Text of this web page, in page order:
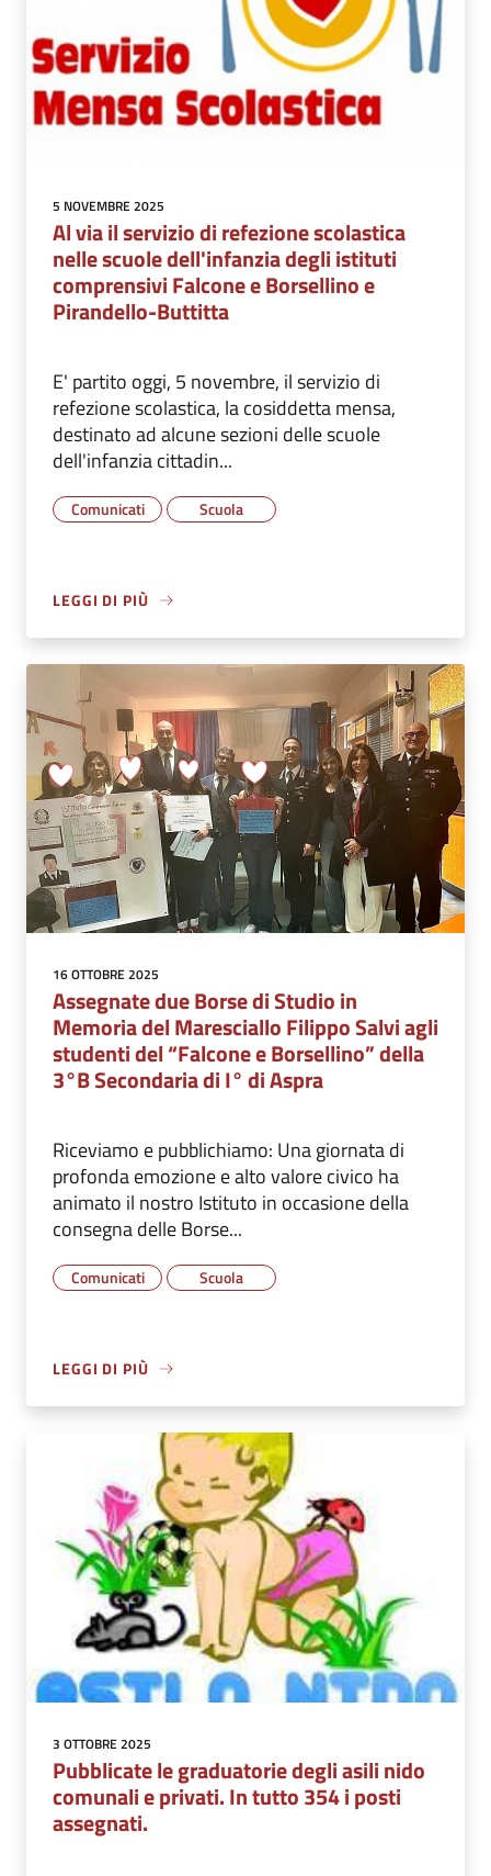
5 NOVEMBRE 2025
Al via il servizio di refezione scolastica
nelle scuole dell'infanzia degli istituti
comprensivi Falcone e Borsellino e
Pirandello-Buttitta
E' partito oggi, 5 novembre, il servizio di
refezione scolastica, la cosiddetta mensa,
destinato ad alcune sezioni delle scuole
dell'infanzia cittadin...
Comunicati Scuola
LEGGI DI PIÙ
16 OTTOBRE 2025
Assegnate due Borse di Studio in
Memoria del Maresciallo Filippo Salvi agli
studenti del “Falcone e Borsellino” della
3°B Secondaria di I° di Aspra
Riceviamo e pubblichiamo: Una giornata di
profonda emozione e alto valore civico ha
animato il nostro Istituto in occasione della
consegna delle Borse...
Comunicati Scuola
LEGGI DI PIÙ
3 OTTOBRE 2025
Pubblicate le graduatorie degli asili nido
comunali e privati. In tutto 354 i posti
assegnati.